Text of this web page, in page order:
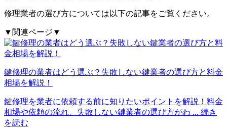
修理業者の選び方については以下の記事をご覧ください。
▼関連ページ▼
鍵修理の業者はどう選ぶ？失敗しない鍵業者の選び方と料金
相場を解説！
鍵修理を業者に依頼する前に知りたいポイントを解説！料金
相場や依頼の流れ、失敗しない鍵業者の選び方がわ ... 続き
を読む